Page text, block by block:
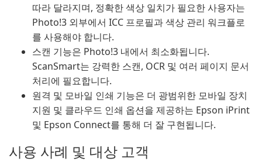
따라 달라지며, 정확한 색상 일치가 필요한 사용자는
Photo!3 외부에서 ICC 프로필과 색상 관리 워크플로
를 사용해야 합니다.
스캔 기능은 Photo!3 내에서 최소화됩니다.
ScanSmart는 강력한 스캔, OCR 및 여러 페이지 문서
처리에 필요합니다.
원격 및 모바일 인쇄 기능은 더 광범위한 모바일 장치
지원 및 클라우드 인쇄 옵션을 제공하는 Epson iPrint
및 Epson Connect를 통해 더 잘 구현됩니다.
사용 사례 및 대상 고객